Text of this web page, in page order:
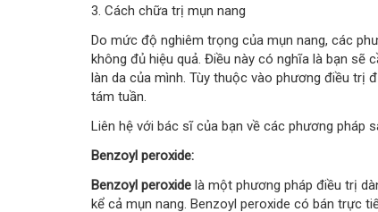
3. Cách chữa trị mụn nang
Do mức độ nghiêm trọng của mụn nang, các
không đủ hiệu quả. Điều này có nghĩa là bạn sẽ
làn da của mình. Tùy thuộc vào phương điều trị
tám tuần.
Liên hệ với bác sĩ của bạn về các phương pháp
Benzoyl peroxide:
Benzoyl peroxide là một phương pháp điều trị
kể cả mụn nang. Benzoyl peroxide có bán trực